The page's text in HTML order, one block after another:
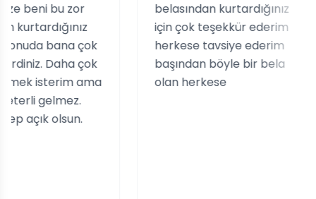
bu zor
çok
çok
ama
olsun.
belasından kurtardığınız
için çok teşekkür ederim
herkese tavsiye ederim
başından böyle bir bela
olan herkese